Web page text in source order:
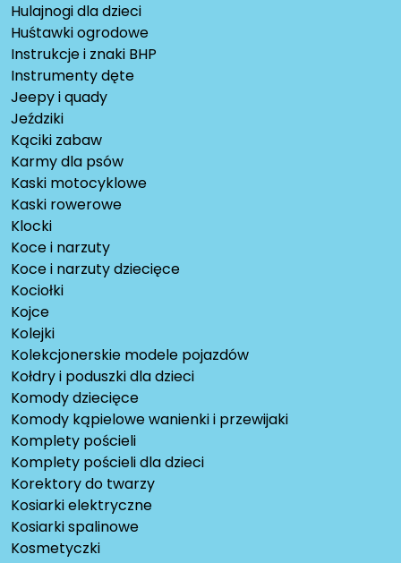
Hulajnogi dla dzieci
Huśtawki ogrodowe
Instrukcje i znaki BHP
Instrumenty dęte
Jeepy i quady
Jeździki
Kąciki zabaw
Karmy dla psów
Kaski motocyklowe
Kaski rowerowe
Klocki
Koce i narzuty
Koce i narzuty dziecięce
Kociołki
Kojce
Kolejki
Kolekcjonerskie modele pojazdów
Kołdry i poduszki dla dzieci
Komody dziecięce
Komody kąpielowe wanienki i przewijaki
Komplety pościeli
Komplety pościeli dla dzieci
Korektory do twarzy
Kosiarki elektryczne
Kosiarki spalinowe
Kosmetyczki